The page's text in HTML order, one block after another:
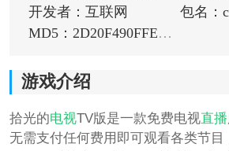
开发者：互联网
包名：
MD5：2D20F490FFEEA79EA47D38D987A0086E
游戏介绍
拾光的电视TV版是一款免费电视直播
无需支付任何费用即可观看各类节目